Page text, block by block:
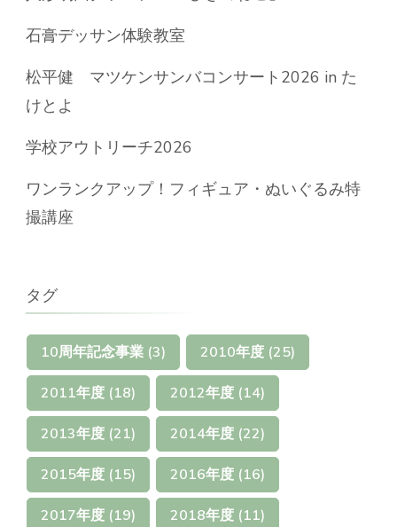
石膏デッサン体験教室
松平健 マツケンサンバコンサート2026 in た
けとよ
学校アウトリーチ2026
ワンランクアップ！フィギュア・ぬいぐるみ特
撮講座
タグ
10周年記念事業 (3) 2010年度 (25)
2011年度 (18) 2012年度 (14)
2013年度 (21) 2014年度 (22)
2015年度 (15) 2016年度 (16)
2017年度 (19) 2018年度 (11)